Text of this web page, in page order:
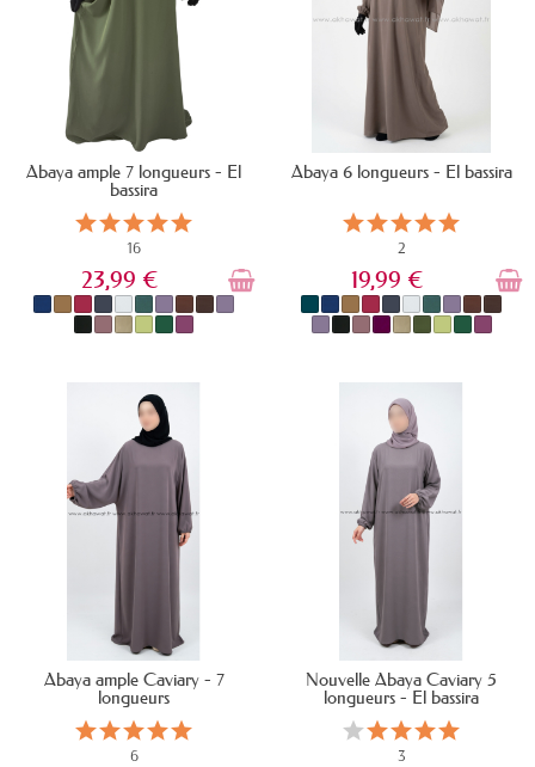
Abaya ample 7 longueurs - El
bassira
16
23,99 €
EN STOCK
Abaya 6 longueurs - El bassira
2
19,99 €
Abaya ample Caviary - 7
longueurs
6
Nouvelle Abaya Caviary 5
longueurs - El bassira
3